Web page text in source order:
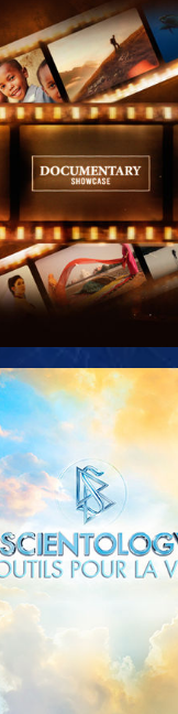
DÉCOUVRIR LES SÉRIES
DÉCOUVRIR LES SÉRIES